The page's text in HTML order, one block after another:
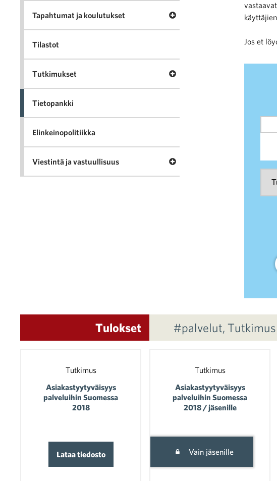
Jos et
Tapahtumat ja koulutukset Avaa valikko Tapahtumat ja
Tilastot
Tutkimukset Avaa valikko Tutkimukset
Tietopankki
Elinkeinopolitiikka
Viestintä ja vastuullisuus Avaa valikko Viestintä ja
Tulokset #palvelut, Tutkimus
Tutkimus
Asiakastyytyväisyys
palveluihin Suomessa
2018
Lataa tiedosto
Tutkimus
Asiakastyytyväisyys
palveluihin Suomessa
2018 / jäsenille
Vain jäsenille